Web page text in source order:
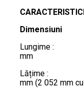
Dimensiuni
mm
mm (2 052 mm